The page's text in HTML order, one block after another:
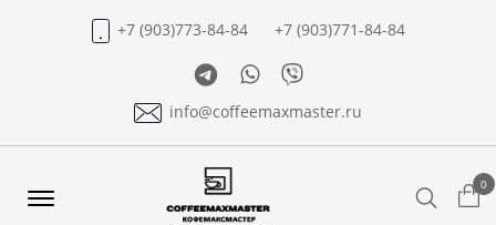
+7 (903)773-84-84
+7 (903)771-84-84
TelegramWhatsapp
Viber
info@coffeemaxmaster.ru
0